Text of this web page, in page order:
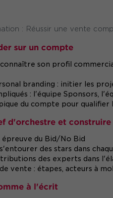
: Réussir une vente
sur un compte
son profil
branding : initier les
: l'équipe Sponsors,
du compte pour qualifier
d'orchestre et
du Bid/No Bid
des stars dans
des experts dans
vente : étapes, acteurs à
à l'écrit